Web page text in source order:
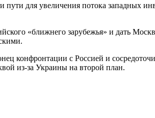
для увеличения потока западных
«ближнего зарубежья» и дать
конфронтации с Россией и
из-за Украины на второй план.